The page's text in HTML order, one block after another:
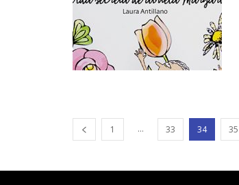
1 ... 33 34 35